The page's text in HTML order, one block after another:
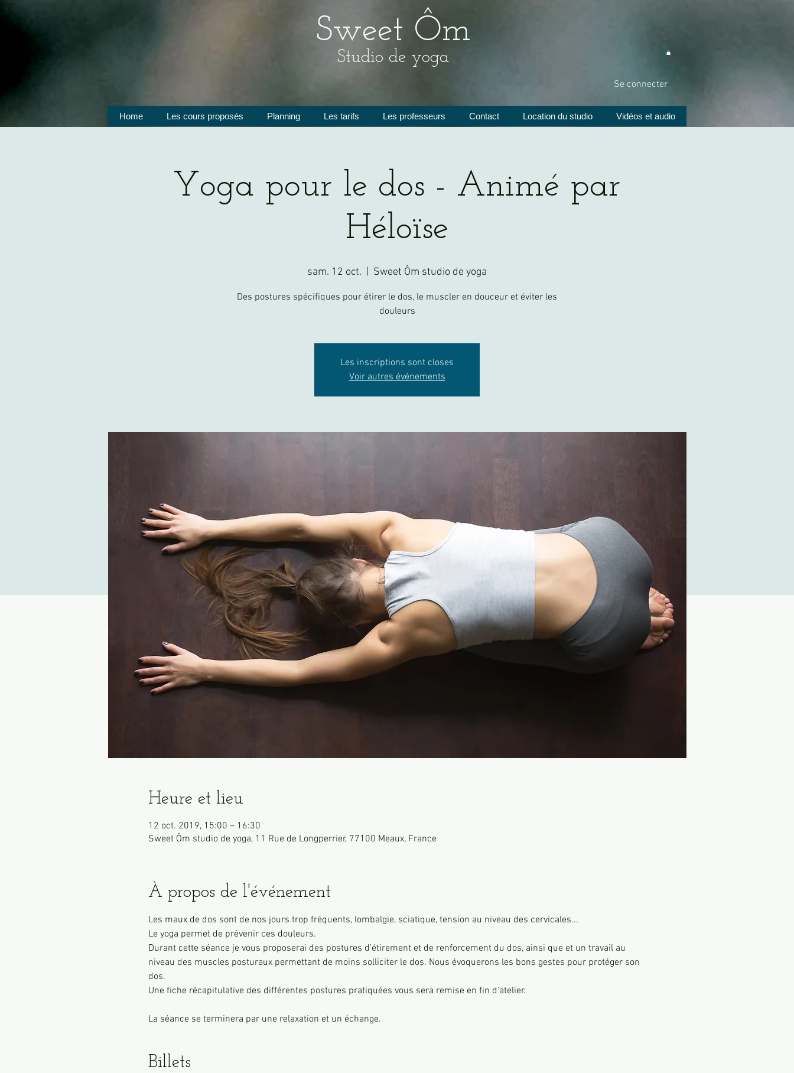
Sweet Ôm
Studio de yoga
Se connecter
Home Les cours proposés Planning Les tarifs Les professeurs Contact Location du studio Vidéos et audio
Yoga pour le dos - Animé par
Héloïse
sam. 12 oct.
  |
Sweet Ôm studio de yoga
Des postures spécifiques pour étirer le dos, le muscler en douceur et éviter les
douleurs
Les inscriptions sont closes
Voir autres événements
Heure et lieu
12 oct. 2019, 15:00 – 16:30
Sweet Ôm studio de yoga, 11 Rue de Longperrier, 77100 Meaux, France
À propos de l'événement
Les maux de dos sont de nos jours trop fréquents, lombalgie, sciatique, tension au niveau des cervicales...
Le yoga permet de prévenir ces douleurs.
Durant cette séance je vous proposerai des postures d’étirement et de renforcement du dos, ainsi que et un travail au
niveau des muscles posturaux permettant de moins solliciter le dos. Nous évoquerons les bons gestes pour protéger son
dos.
Une fiche récapitulative des différentes postures pratiquées vous sera remise en fin d'atelier.
La séance se terminera par une relaxation et un échange.
Billets